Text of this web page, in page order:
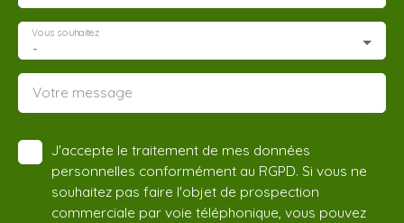
-
Vous souhaitez
Votre message
J'accepte le traitement de mes données
personnelles conformément au RGPD. Si vous ne
souhaitez pas faire l'objet de prospection
commerciale par voie téléphonique, vous pouvez